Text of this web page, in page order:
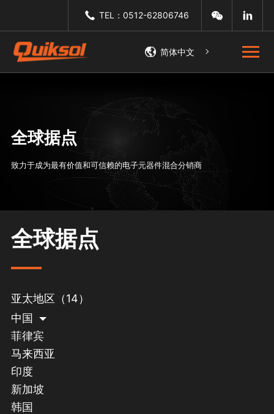
TEL：0512-62806746
简体中文
全球据点
致力于成为最有价值和可信赖的电子元器件混合分销商
全球据点
亚太地区（14）
中国
菲律宾
马来西亚
印度
新加坡
韩国